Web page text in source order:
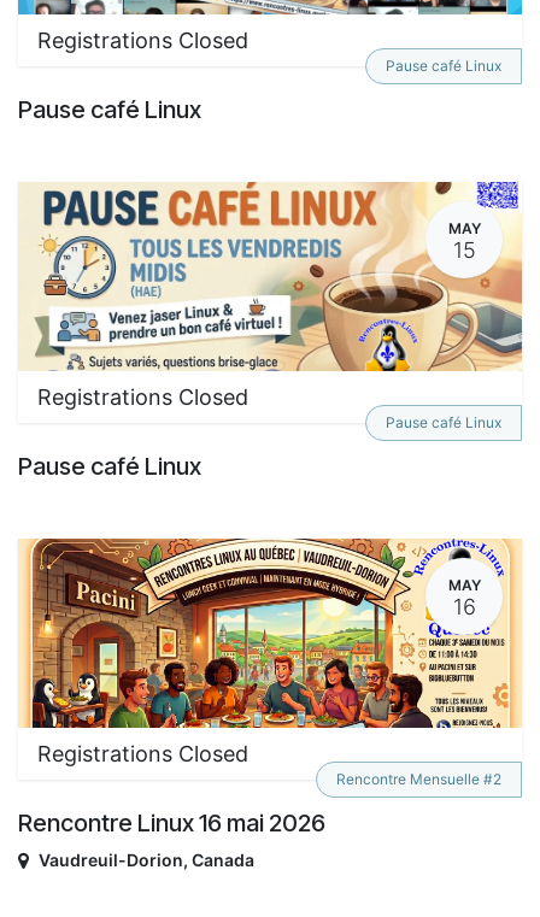
Registrations Closed
Pause café Linux
Pause café Linux
MAY
15
Registrations Closed
Pause café Linux
Pause café Linux
MAY
16
Registrations Closed
Rencontre Linux 16 mai 2026
Rencontre Mensuelle #2
Vaudreuil-Dorion, Canada